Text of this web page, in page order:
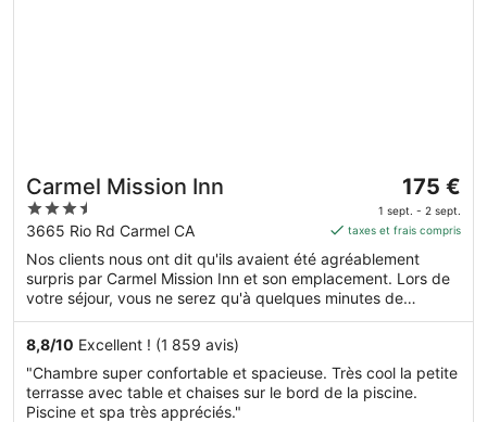
Carmel Mission Inn
3.5
out
of
5
3665 Rio Rd Carmel CA
Le
prix
est
par
nuit
sept..
175 €
1 sept. - 2 sept.
taxes et frais compris
Nos clients nous ont dit qu'ils avaient été agréablement
surpris par Carmel Mission Inn et son emplacement. Lors de
votre séjour, vous ne serez qu'à quelques minutes de
marche de The Barnyard. Dans cet hébergement, vous
profiterez de prestations de choix comme une piscine
extérieure et un restaurant, sans oublier un centre de fitness.
8,8/10 Excellent ! (1 859 avis)
"Chambre super confortable et spacieuse. Très cool la petite
terrasse avec table et chaises sur le bord de la piscine.
Piscine et spa très appréciés."